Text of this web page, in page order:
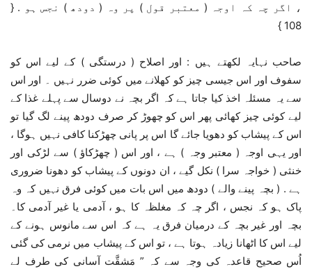
، اگر چہ کہ اوجہ ( معتبر قول ) پر وہ ( دودھ ) نجس ہو . {
108 }
صاحب نہایہ لکھتے ہیں : اور اصلاح ( درستگی ) کے لیے اس کو
سفوف اور اس جیسی چیز کو کھلانے میں کوئی ضرر نہیں ۔ اور اس
سے یہ مسئلہ اخذ کیا جاتا ہے کہ اگر بچہ نے دوسال سے پہلے غذا کے
لیے کوئی چیز کھائی پھر اس کو چھوڑ کر صرف دودھ پینے لگ گیا تو
اس کے پیشاب کو دھویا جائے گا اس پر پانی چھڑکنا کافی نہیں ہوگا ،
اور یہی اوجہ ( معتبر وجہ ) ہے ، اور اس ( چھڑکاؤ ) سے لڑکی اور
خنثی ( خواجہ سرا ) نکل گیے ، ان دونوں کے پیشاب کو دھونا ضروری
ہے . ( بچہ پینے والے ) دودھ میں اس بات میں کوئی فرق نہیں کہ وہ
پاک ہو کہ نجس ، اگر چہ کہ مغلظہ کا ہو ، آدمی یا غیر آدمی کا۔
بچہ اور غیر بچہ کے درمیان فرق یہ ہے کہ اس سے مانوس ہونے کے
لیے اس کا اٹھانا زیادہ ہوتا ہے ، تو اس کے پیشاب میں نرمی کی گئی
اُس صحیح قاعدہ کی وجہ سے کہ ” مَشقَّت آسانی کی طرف لے